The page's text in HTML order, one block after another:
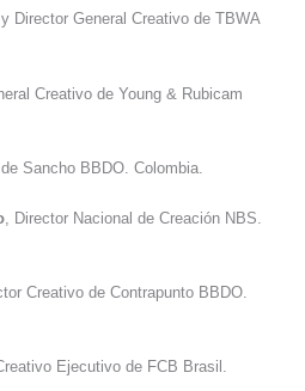
Director General Creativo de TBWA
Creativo de Young & Rubicam
Sancho BBDO. Colombia.
, Director Nacional de Creación NBS.
Creativo de Contrapunto BBDO.
Ejecutivo de FCB Brasil.